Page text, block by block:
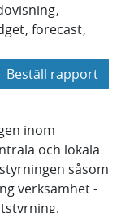
forecast
Beställ rapport
inom
och lokala
såsom
verksamhet -